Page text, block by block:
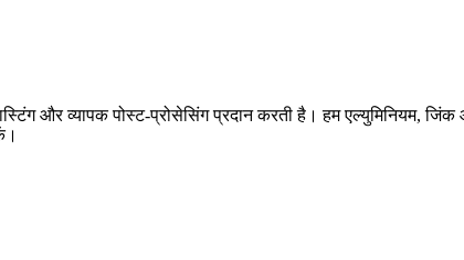
और व्यापक पोस्ट-प्रोसेसिंग प्रदान करती है। हम एल्युमिनियम,